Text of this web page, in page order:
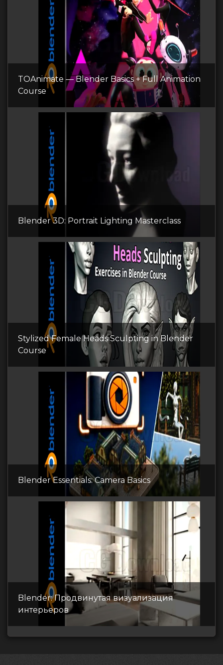
TOAnimate — Blender Basics + Full Animation
Course
Blender 3D: Portrait Lighting Masterclass
Stylized Female Heads Sculpting in Blender
Course
Blender Essentials: Camera Basics
Blender: Продвинутая визуализация
интерьеров